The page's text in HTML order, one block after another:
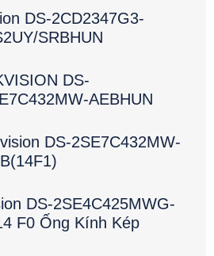
DS-2CD2347G3-
SRBHUN
DS-
AEBHUN
DS-2SE7C432MW-
DS-2SE4C425MWG-
F0 Ống Kính Kép